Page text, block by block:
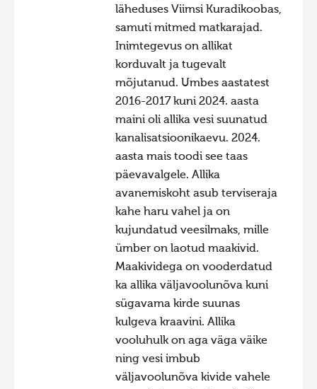
läheduses Viimsi Kuradikoobas,
samuti mitmed matkarajad.
Inimtegevus on allikat
korduvalt ja tugevalt
mõjutanud. Umbes aastatest
2016-2017 kuni 2024. aasta
maini oli allika vesi suunatud
kanalisatsioonikaevu. 2024.
aasta mais toodi see taas
päevavalgele. Allika
avanemiskoht asub terviseraja
kahe haru vahel ja on
kujundatud veesilmaks, mille
ümber on laotud maakivid.
Maakividega on vooderdatud
ka allika väljavoolunõva kuni
sügavama kirde suunas
kulgeva kraavini. Allika
vooluhulk on aga väga väike
ning vesi imbub
väljavoolunõva kivide vahele